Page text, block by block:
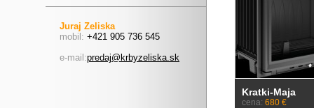
Juraj Zeliska
mobil: +421 905 736 545
e-mail:predaj@krbyzeliska.sk
Kratki-Maja
cena: 680 €